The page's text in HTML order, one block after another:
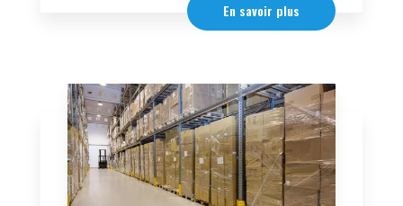
En savoir plus